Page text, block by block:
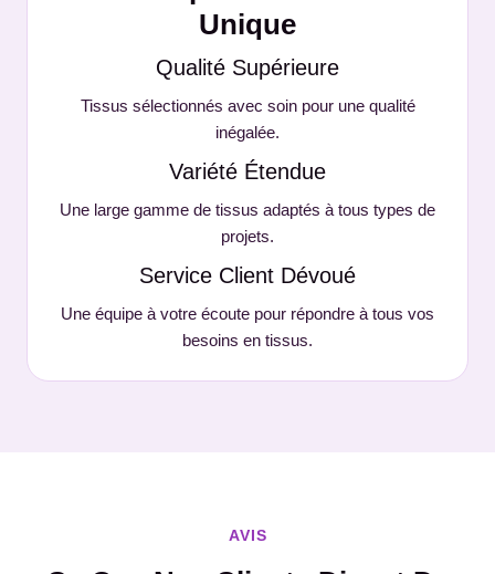
Unique
Qualité Supérieure
Tissus sélectionnés avec soin pour une qualité
inégalée.
Variété Étendue
Une large gamme de tissus adaptés à tous types de
projets.
Service Client Dévoué
Une équipe à votre écoute pour répondre à tous vos
besoins en tissus.
AVIS